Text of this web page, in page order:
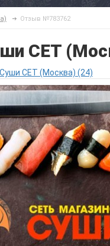
Отзыв №783762
СЕТ
СЕТ (Москва) (24)